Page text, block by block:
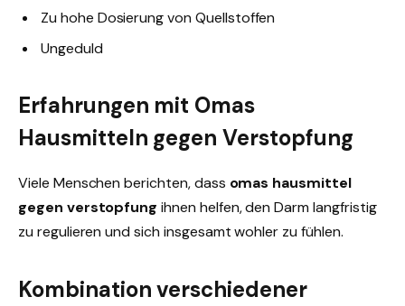
Zu hohe Dosierung von Quellstoffen
Ungeduld
Erfahrungen mit Omas
Hausmitteln gegen Verstopfung
Viele Menschen berichten, dass omas hausmittel
gegen verstopfung ihnen helfen, den Darm langfristig
zu regulieren und sich insgesamt wohler zu fühlen.
Kombination verschiedener